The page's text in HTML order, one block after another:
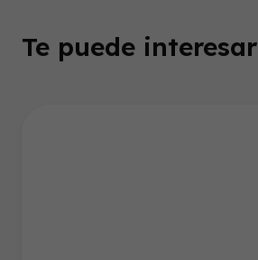
Te puede interesar